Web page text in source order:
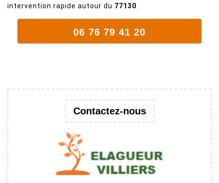
donc
dangereuse.
connaissent
très bien leur
intervention rapide autour du 77130
06 76 79 41 20
Contactez-nous